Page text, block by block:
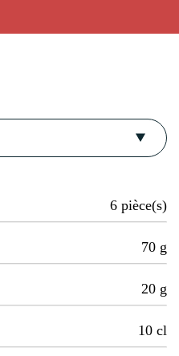
6 pièce(s)
70 g
20 g
10 cl